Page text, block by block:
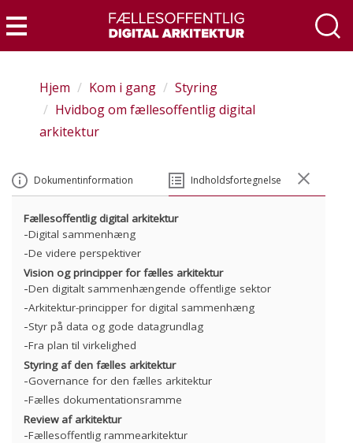
til
hovedindhold
Menu
Hjem Kom i gang
Styring
Hvidbog om fællesoffentlig digital
arkitektur
Dokumentinformation Indholdsfortegnelse
Fællesoffentlig digital arkitektur
Digital sammenhæng
De videre perspektiver
Vision og principper for fælles arkitektur
Den digitalt sammenhængende offentlige sektor
Arkitektur-principper for digital sammenhæng
Styr på data og gode datagrundlag
Fra plan til virkelighed
Styring af den fælles arkitektur
Governance for den fælles arkitektur
Fælles dokumentationsramme
Review af arkitektur
Fællesoffentlig rammearkitektur